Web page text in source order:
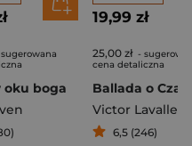
oku boga
19,99 zł
25,00 zł -
cena detaliczna
Victor Lavalle
6,5 (246)